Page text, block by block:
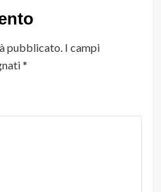
pubblicato. I campi
*